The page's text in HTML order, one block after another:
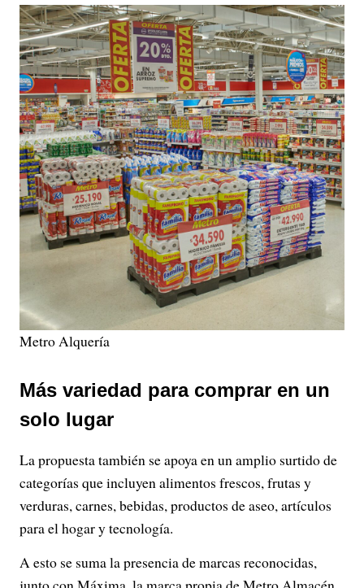
Metro Alquería
Más variedad para comprar en un
solo lugar
La propuesta también se apoya en un amplio surtido de
categorías que incluyen alimentos frescos, frutas y
verduras, carnes, bebidas, productos de aseo, artículos
para el hogar y tecnología.
A esto se suma la presencia de marcas reconocidas,